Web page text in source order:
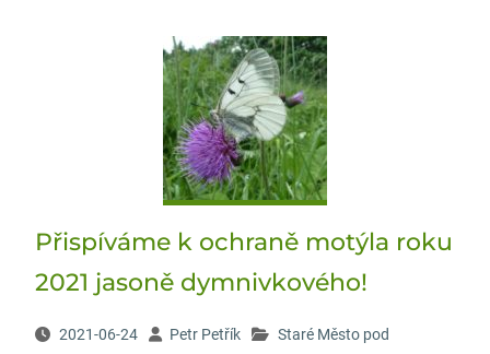
Přispíváme k ochraně motýla roku
2021 jasoně dymnivkového!
2021-06-24 Petr Petřík
Staré Město pod